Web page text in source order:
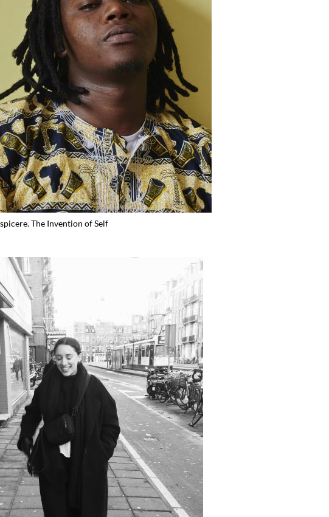
The Invention of Self